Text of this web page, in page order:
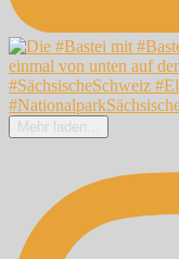
Mehr laden...